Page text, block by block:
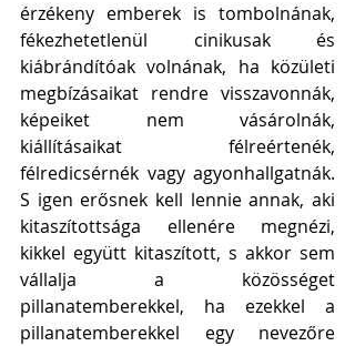
érzékeny emberek is tombolnának,
fékezhetetlenül cinikusak és
kiábrándítóak volnának, ha közületi
megbízásaikat rendre visszavonnák,
képeiket nem vásárolnák,
kiállításaikat félreértenék,
félredicsérnék vagy agyonhallgatnák.
S igen erősnek kell lennie annak, aki
kitaszítottsága ellenére megnézi,
kikkel együtt kitaszított, s akkor sem
vállalja a közösséget
pillanatemberekkel, ha ezekkel a
pillanatemberekkel egy nevezőre